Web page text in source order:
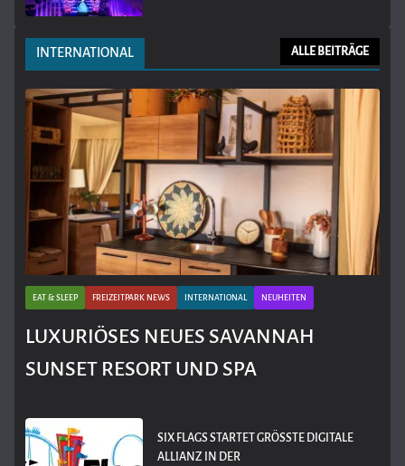
INTERNATIONAL ALLE BEITRÄGE
EAT & SLEEP FREIZEITPARK NEWS INTERNATIONAL NEUHEITEN
LUXURIÖSES NEUES SAVANNAH
SUNSET RESORT UND SPA
SIX FLAGS STARTET GRÖSSTE DIGITALE A
LLIANZ IN DER F